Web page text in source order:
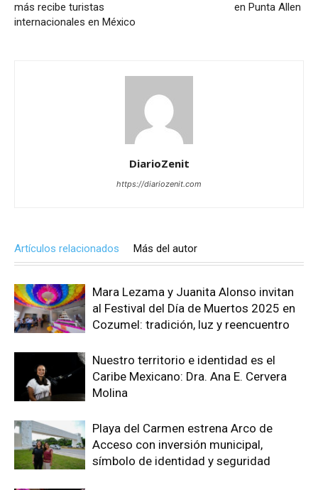
más recibe turistas
internacionales en México
en Punta Allen
DiarioZenit
https://diariozenit.com
Artículos relacionados Más del autor
Mara Lezama y Juanita Alonso invitan
al Festival del Día de Muertos 2025 en
Cozumel: tradición, luz y reencuentro
Nuestro territorio e identidad es el
Caribe Mexicano: Dra. Ana E. Cervera
Molina
Playa del Carmen estrena Arco de
Acceso con inversión municipal,
símbolo de identidad y seguridad